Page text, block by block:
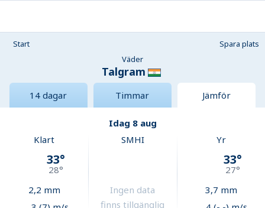
Start
Spara plats
Väder
Talgram
14 dagar Timmar Jämför
Idag 8 aug
Klart
33°
28°
2,2 mm
SMHI
Ingen data
finns tillgänglig
Yr
33°
27°
3,7 mm